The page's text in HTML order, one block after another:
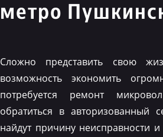
метро
Сложно представить свою
возможность экономить
потребуется ремонт
обратиться в авторизованный
найдут причину неисправности